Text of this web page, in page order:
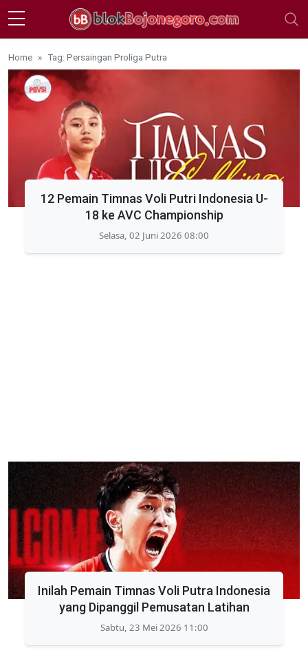
Skip to main content
Home Tag: Persaingan Proliga Putra
12 Pemain Timnas Voli Putri Indonesia U-
18 ke AVC Championship
Selasa, 02 Juni 2026 08:00
Inilah Pemain Timnas Voli Putra Indonesia
yang Dipanggil Pemusatan Latihan
Sabtu, 23 Mei 2026 11:00